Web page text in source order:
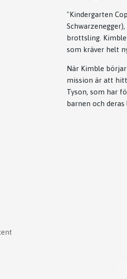
"Kindergarten
brottsling.
som kräver helt
När Kimble
mission är att
Tyson, som har
barnen och